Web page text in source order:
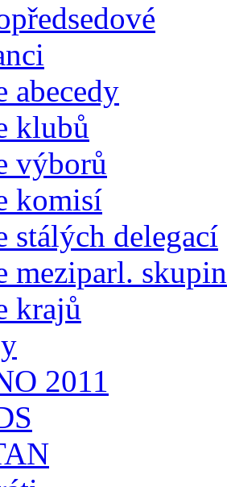
abecedy
klubů
výborů
komisí
stálých delegací
meziparl. skupin
krajů
2011